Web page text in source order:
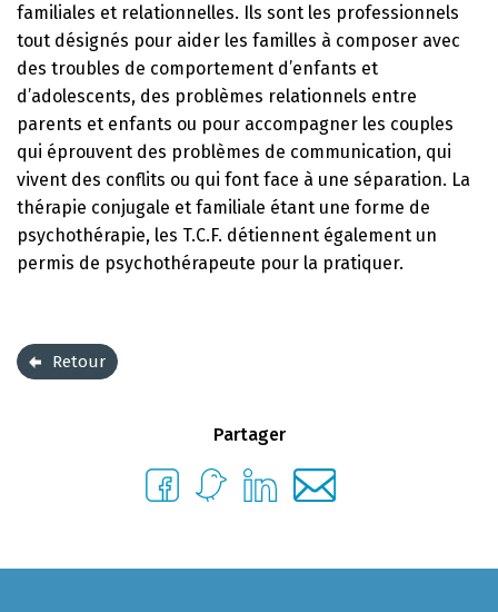
familiales et relationnelles. Ils sont les professionnels
tout désignés pour aider les familles à composer avec
des troubles de comportement d’enfants et
d’adolescents, des problèmes relationnels entre
parents et enfants ou pour accompagner les couples
qui éprouvent des problèmes de communication, qui
vivent des conflits ou qui font face à une séparation. La
thérapie conjugale et familiale étant une forme de
psychothérapie, les T.C.F. détiennent également un
permis de psychothérapeute pour la pratiquer.
Retour
Partager